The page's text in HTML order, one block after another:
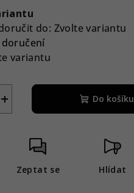
do: Zvolte variantu
variantu
+ Do košíku
Zeptat se Hlídat